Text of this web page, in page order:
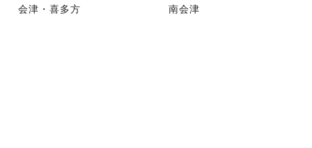
会津・喜多方 南会津